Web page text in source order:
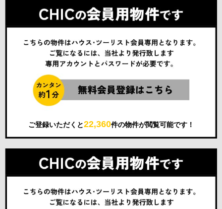
ご登録いただくと22,360件の物件が閲覧可能です！